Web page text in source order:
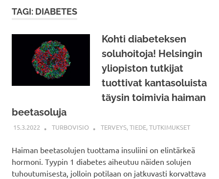
TAGI: DIABETES
Kohti diabeteksen
soluhoitoja! Helsingin
yliopiston tutkijat
tuottivat kantasoluista
täysin toimivia haiman
beetasoluja
15.3.2022 TURBOVISIO TERVEYS,TIEDE,TUTKIMUKSET
Haiman beetasolujen tuottama insuliini on elintärkeä
hormoni. Tyypin 1 diabetes aiheutuu näiden solujen
tuhoutumisesta, jolloin potilaan on jatkuvasti korvattava